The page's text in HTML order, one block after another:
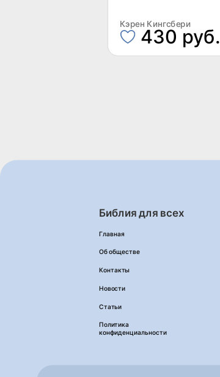
Кэрен Кингсбери
430 руб.
Библия для всех
Главная
Об обществе
Контакты
Новости
Статьи
Политика
конфиденциальности